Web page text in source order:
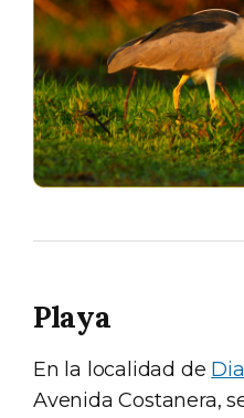
Playa
En la localidad de
Avenida Costanera,